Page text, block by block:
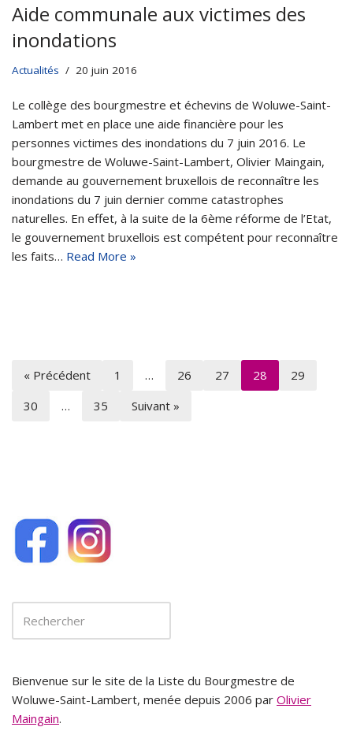
Aide communale aux victimes des
inondations
Actualités 20 juin 2016
Le collège des bourgmestre et échevins de Woluwe-Saint-
Lambert met en place une aide financière pour les
personnes victimes des inondations du 7 juin 2016. Le
bourgmestre de Woluwe-Saint-Lambert, Olivier Maingain,
demande au gouvernement bruxellois de reconnaître les
inondations du 7 juin dernier comme catastrophes
naturelles. En effet, à la suite de la 6ème réforme de l’Etat,
le gouvernement bruxellois est compétent pour reconnaître
les faits… Read More »
« Précédent 1 … 26 27 28
29
30
… 35 Suivant »
Bienvenue sur le site de la Liste du Bourgmestre de
Woluwe-Saint-Lambert, menée depuis 2006 par Olivier
Maingain.